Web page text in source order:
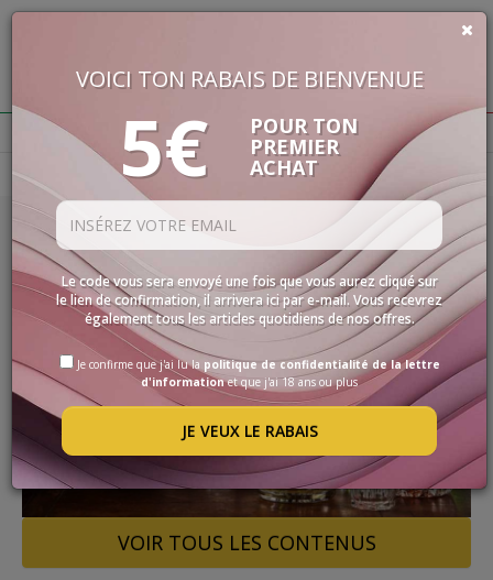
€
LES
SPÉCIALITÉS
SÉLECTIONS
ACCESSOIRES
PROMOS
PROMOTIONS
BLOG
Actualité
21/02/2022
SPIRITUEUX D'HIVER
LISEZ TOUT
VOIR TOUS LES CONTENUS
VOICI TON RABAIS DE BIENVENUE
5€ POUR TON
PREMIER
ACHAT
Le code vous sera envoyé une fois que vous aurez cliqué sur
le lien de confirmation, il arrivera ici par e-mail. Vous recevrez
également tous les articles quotidiens de nos offres.
Je confirme que j'ai lu la politique de confidentialité de la lettre
d'informationet que j'ai 18 ans ou plus
JE VEUX LE RABAIS